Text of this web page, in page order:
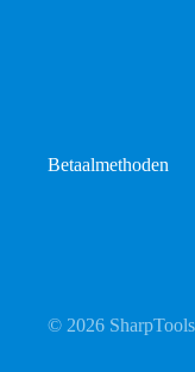
Betaalmethoden
© 2026